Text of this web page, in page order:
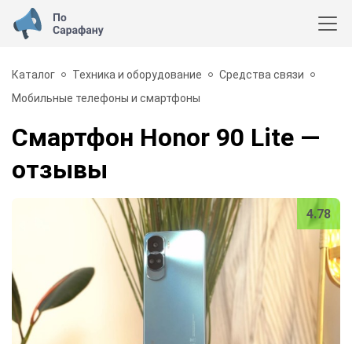
Каталог Техника и оборудование
Средства связи
Мобильные телефоны и смартфоны
Смартфон Honor 90 Lite —
отзывы
4.78